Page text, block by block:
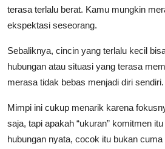
terasa terlalu berat. Kamu mungkin
ekspektasi seseorang.
Sebaliknya, cincin yang terlalu kecil
hubungan atau situasi yang terasa
merasa tidak bebas menjadi diri sendiri.
Mimpi ini cukup menarik karena
saja, tapi apakah “ukuran” komitmen
hubungan nyata, cocok itu bukan